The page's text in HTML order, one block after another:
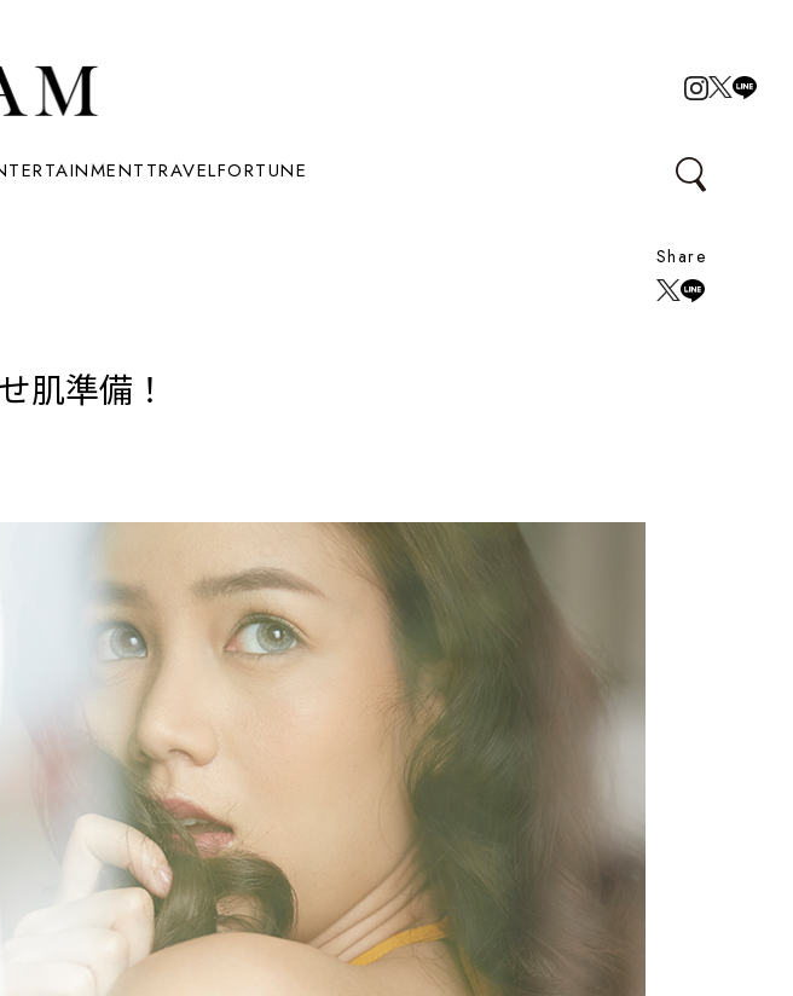
TRAVELFORTUNE
Share
肌準備！